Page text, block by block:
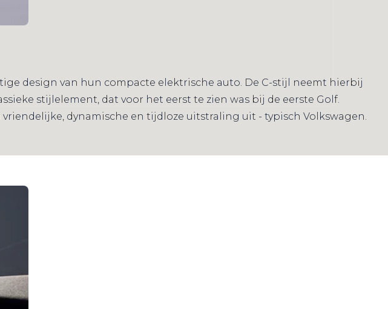
design van hun compacte elektrische auto. De C-stijl neemt hierbij
stijlelement, dat voor het eerst te zien was bij de eerste Golf.
dynamische en tijdloze uitstraling uit - typisch Volkswagen.